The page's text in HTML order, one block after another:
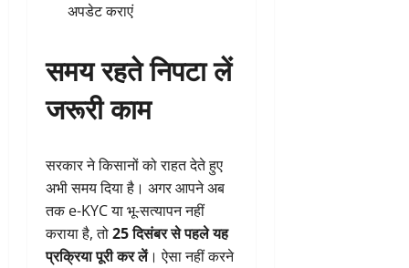
अपडेट कराएं
समय रहते निपटा लें
जरूरी काम
सरकार ने किसानों को राहत देते हुए
अभी समय दिया है। अगर आपने अब
तक e-KYC या भू-सत्यापन नहीं
कराया है, तो25 दिसंबर से पहले यह
प्रक्रिया पूरी कर लें। ऐसा नहीं करने